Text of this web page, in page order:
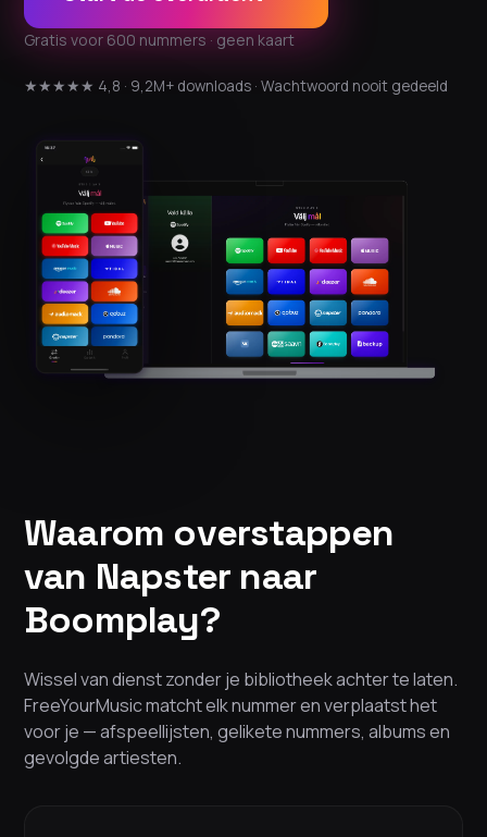
Gratis voor 600 nummers · geen kaart
★★★★★ 4,8 · 9,2M+ downloads · Wachtwoord nooit gedeeld
Waarom overstappen
van Napster naar
Boomplay?
Wissel van dienst zonder je bibliotheek achter te laten.
FreeYourMusic matcht elk nummer en verplaatst het
voor je — afspeellijsten, gelikete nummers, albums en
gevolgde artiesten.